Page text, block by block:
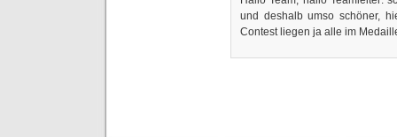
und deshalb umso schöner,
Contest liegen ja alle im